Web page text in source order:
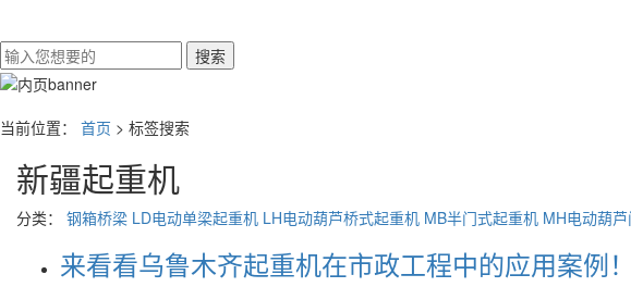
当前位置： 首页 > 标签搜索
新疆起重机
分类： 钢箱桥梁 LD电动单梁起重机 LH电动葫芦桥式起重机 MB半门式起重机 MH电动葫
来看看乌鲁木齐起重机在市政工程中的应用案例！